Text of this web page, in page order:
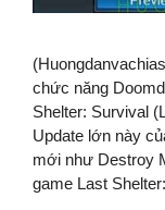
chức năng
Shelter: Survival
Update lớn này
mới như Destroy
game Last